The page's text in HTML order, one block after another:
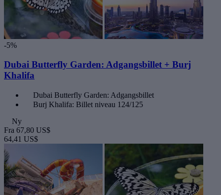
-5%
Dubai Butterfly Garden: Adgangsbillet + Burj
Khalifa
Dubai Butterfly Garden: Adgangsbillet
Burj Khalifa: Billet niveau 124/125
Ny
Fra 67,80 US$
64,41 US$